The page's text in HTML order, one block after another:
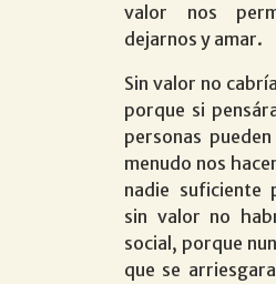
valor nos
dejarnos y amar.
Sin valor no
porque si
personas
menudo nos
nadie suficiente
sin valor no
social, porque
que se